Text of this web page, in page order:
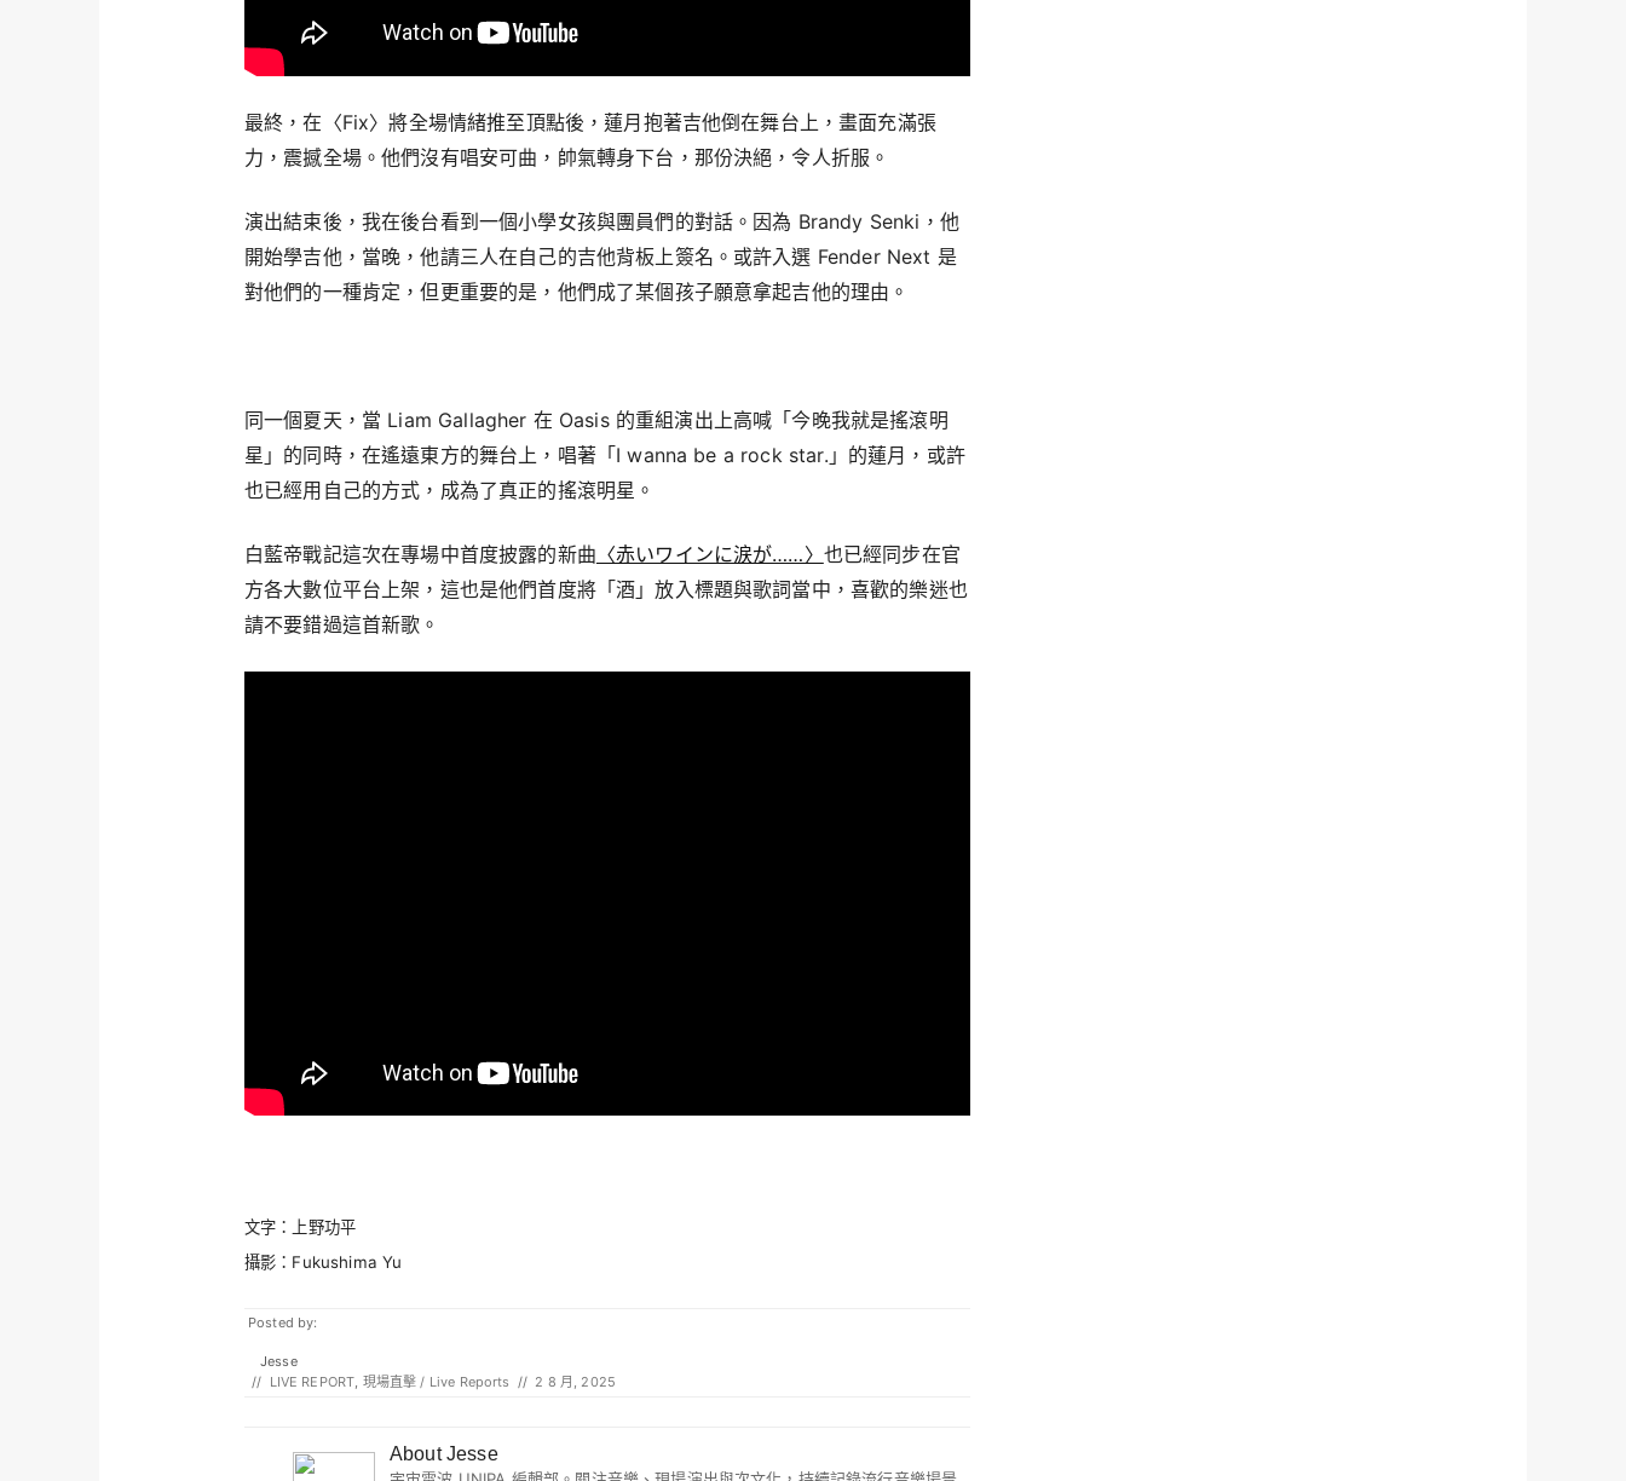
最終，在〈Fix〉將全場情緒推至頂點後，蓮月抱著吉他倒在舞台上，畫面充滿張
力，震撼全場。他們沒有唱安可曲，帥氣轉身下台，那份決絕，令人折服。
演出結束後，我在後台看到一個小學女孩與團員們的對話。因為 Brandy Senki，他
開始學吉他，當晚，他請三人在自己的吉他背板上簽名。或許入選 Fender Next 是
對他們的一種肯定，但更重要的是，他們成了某個孩子願意拿起吉他的理由。
同一個夏天，當 Liam Gallagher 在 Oasis 的重組演出上高喊「今晚我就是搖滾明
星」的同時，在遙遠東方的舞台上，唱著「I wanna be a rock star.」的蓮月，或許
也已經用自己的方式，成為了真正的搖滾明星。
白藍帝戰記這次在專場中首度披露的新曲 〈赤いワインに涙が……〉 也已經同步在官
方各大數位平台上架，這也是他們首度將「酒」放入標題與歌詞當中，喜歡的樂迷也
請不要錯過這首新歌。
文字：上野功平
攝影：Fukushima Yu
Posted by:
Jesse
// LIVE REPORT, 現場直擊 / Live Reports // 2 8 月, 2025
About Jesse